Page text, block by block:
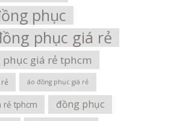
phục
phục giá rẻ
giá rẻ tphcm
áo đồng phục giá rẻ
rẻ tphcm đồng phục